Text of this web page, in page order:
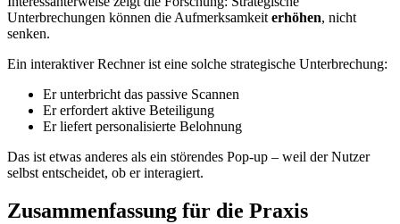
Unterbrechungen können die Aufmerksamkeit erhöhen, nicht
senken.
Ein interaktiver Rechner ist eine solche strategische Unterbrechung:
Er unterbricht das passive Scannen
Er erfordert aktive Beteiligung
Er liefert personalisierte Belohnung
Das ist etwas anderes als ein störendes Pop-up – weil der Nutzer
selbst entscheidet, ob er interagiert.
Zusammenfassung für die Praxis